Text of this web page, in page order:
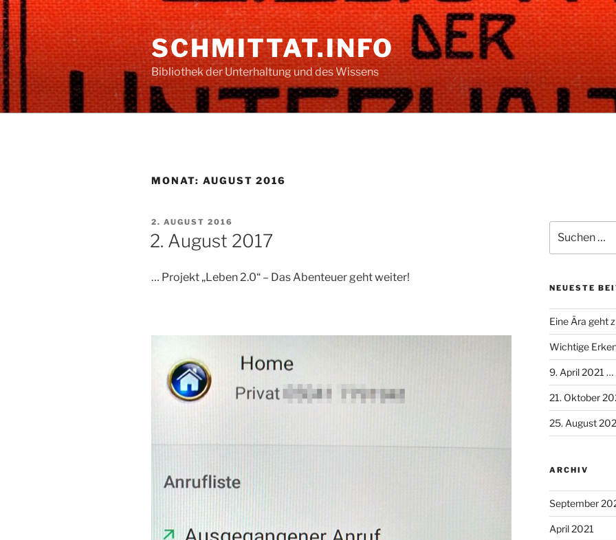
Zum
Inhalt
springen
SCHMITTAT.INFO
Bibliothek der Unterhaltung und des Wissens
MONAT: AUGUST 2016
VERÖFFENTLICHT
AM
2. AUGUST 2016
2. August 2017
… Projekt „Leben 2.0“ – Das Abenteuer geht weiter!
nach:
NEUESTE
Eine Ära geht
Wichtige
9. April 2021 …
21. Oktober
25. August
ARCHIV
September
April 2021